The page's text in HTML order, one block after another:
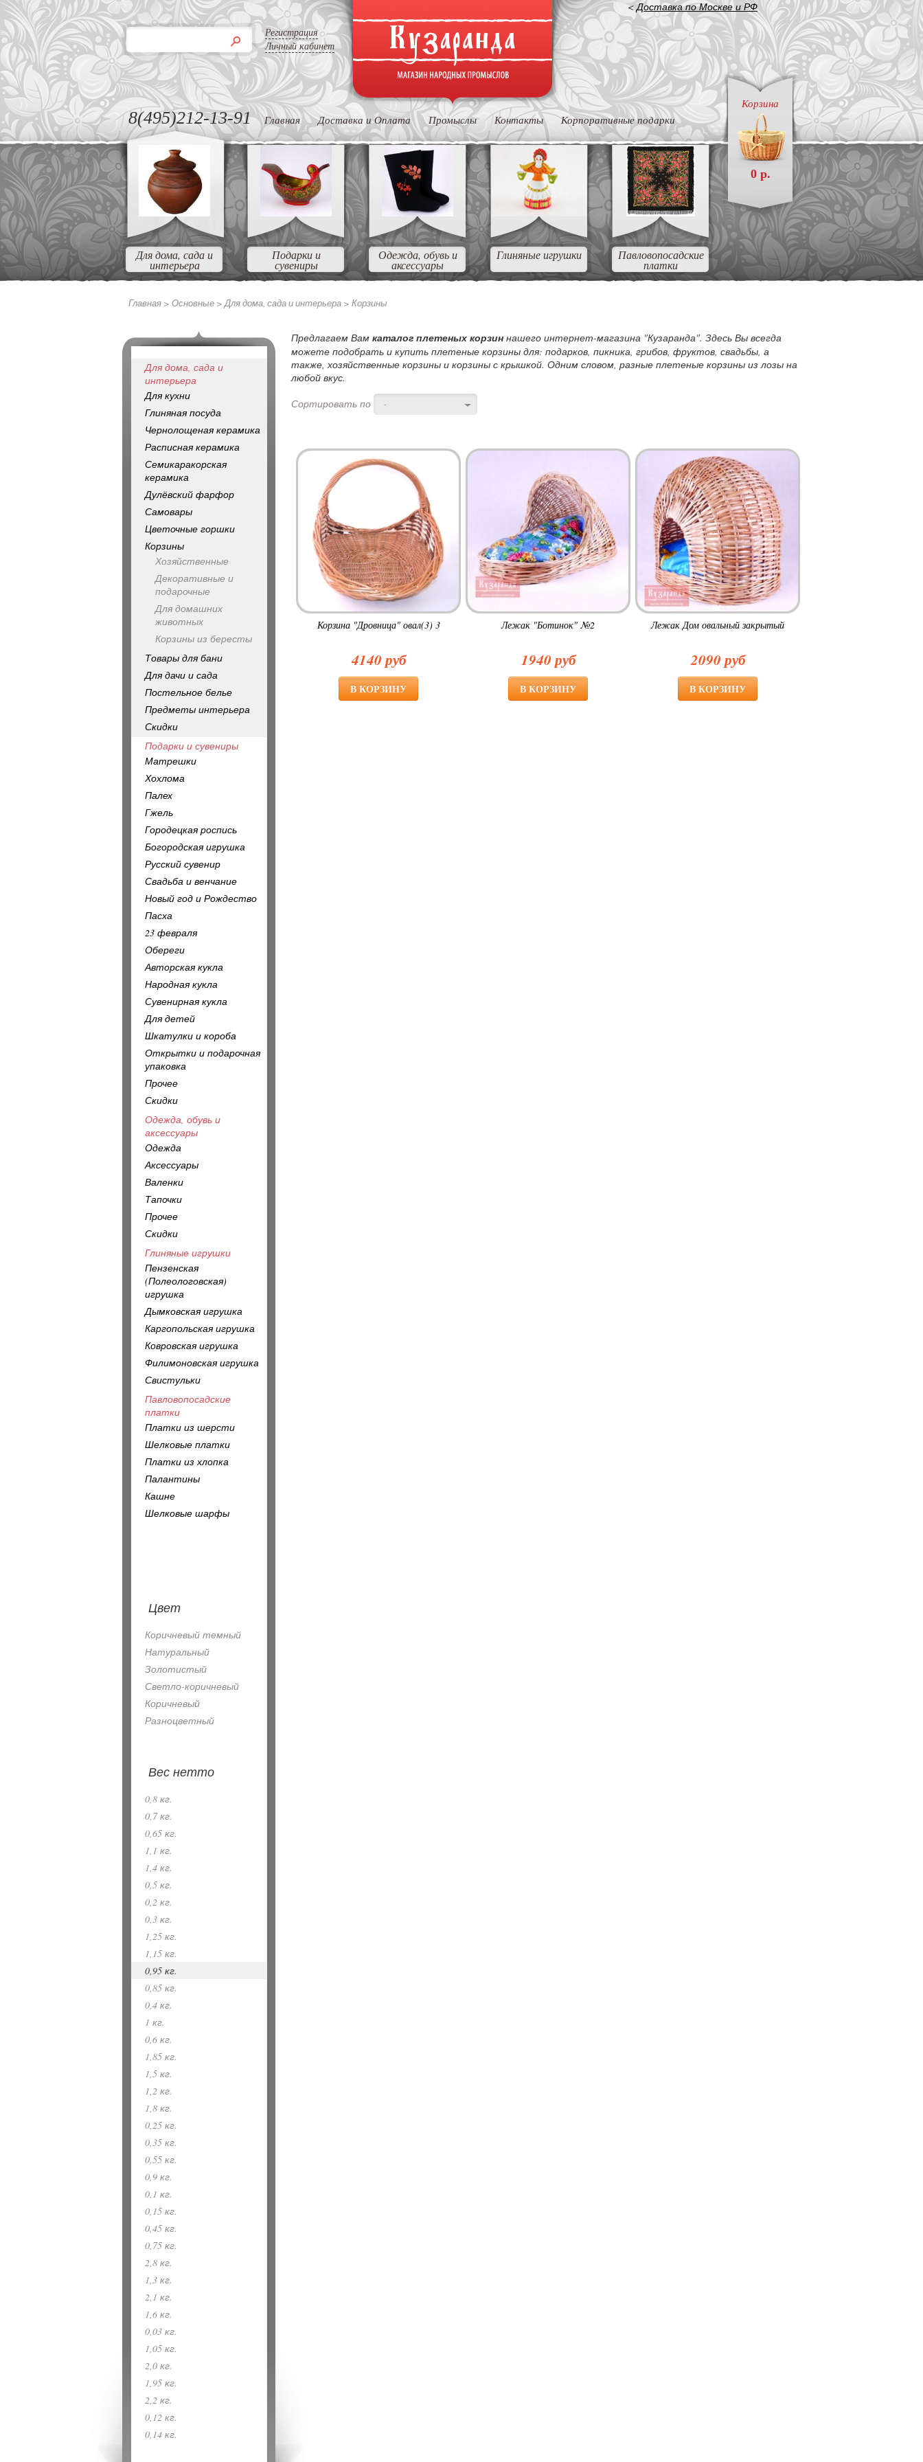
Регистрация
Личный кабинет
<Доставка по Москве и РФ
Корзина
0 р.
8(495)212-13-91 Главная Доставка и Оплата Промыслы Контакты Корпоративные подарки
Для дома, сада и
интерьера
Подарки и
сувениры
Одежда, обувь и
аксессуары
Глиняные игрушки Павловопосадские
платки
Главная > Основные >Для дома, сада и интерьера > Корзины
Предлагаем Вам каталог плетеных корзин нашего интернет-магазина "Кузаранда". Здесь Вы всегда
можете подобрать и купить плетеные корзины для: подарков, пикника, грибов, фруктов, свадьбы, а
также, хозяйственные корзины и корзины с крышкой. Одним словом, разные плетеные корзины из лозы на
любой вкус.
Сортировать по
-
Корзина "Дровница" овал(3) 3
4140 руб
Лежак "Ботинок" №2
1940 руб
Лежак Дом овальный закрытый
2090 руб
Для дома, сада и
интерьера
Для кухни
Глиняная посуда
Чернолощеная керамика
Расписная керамика
Семикаракорская
керамика
Дулёвский фарфор
Самовары
Цветочные горшки
Корзины
Хозяйственные
Декоративные и
подарочные
Для домашних
животных
Корзины из бересты
Товары для бани
Для дачи и сада
Постельное белье
Предметы интерьера
Скидки
Подарки и сувениры
Матрешки
Хохлома
Палех
Гжель
Городецкая роспись
Богородская игрушка
Русский сувенир
Свадьба и венчание
Новый год и Рождество
Пасха
23 февраля
Обереги
Авторская кукла
Народная кукла
Сувенирная кукла
Для детей
Шкатулки и короба
Открытки и подарочная
упаковка
Прочее
Скидки
Одежда, обувь и
аксессуары
Одежда
Аксессуары
Валенки
Тапочки
Прочее
Скидки
Глиняные игрушки
Пензенская
(Полеологовская)
игрушка
Дымковская игрушка
Каргопольская игрушка
Ковровская игрушка
Филимоновская игрушка
Свистульки
Павловопосадские
платки
Платки из шерсти
Шелковые платки
Платки из хлопка
Палантины
Кашне
Шелковые шарфы
Цвет
Коричневый темный
Натуральный
Золотистый
Светло-коричневый
Коричневый
Разноцветный
Вес нетто
0,8 кг.
0,7 кг.
0,65 кг.
1,1 кг.
1,4 кг.
0,5 кг.
0,2 кг.
0,3 кг.
1,25 кг.
1,15 кг.
0,95 кг.
0,85 кг.
0,4 кг.
1 кг.
0,6 кг.
1,85 кг.
1,5 кг.
1,2 кг.
1,8 кг.
0,25 кг.
0,35 кг.
0,55 кг.
0,9 кг.
0,1 кг.
0,15 кг.
0,45 кг.
0,75 кг.
2,8 кг.
1,3 кг.
2,1 кг.
1,6 кг.
0,03 кг.
1,05 кг.
2,0 кг.
1,95 кг.
2,2 кг.
0,12 кг.
0,14 кг.